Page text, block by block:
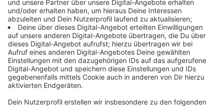
Außerdem bekommt die Haltestelle ein sogenanntes
Radkap. Das heißt: Der Radweg verläuft in Zukunft
über die Haltestelle und nicht mehr davor. Das soll
sowohl für die Radfahrenden als auch für die
Fahrgäste der Rheinbahn mehr Sicherheit und Komfort
bringen. Dieses Prinzip wird mit der Haltestelle
Suitbertusstraße zum ersten Mal im Netz der
Rheinbahnausprobiert, hat sich aber in Städten wie
Berlin oder Basel schon bewährt.